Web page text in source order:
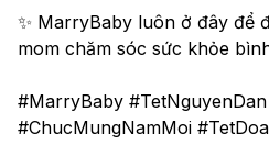
✨ MarryBaby luôn ở đây để
mom chăm sóc sức khỏe
#MarryBaby
#ChucMungNamMoi